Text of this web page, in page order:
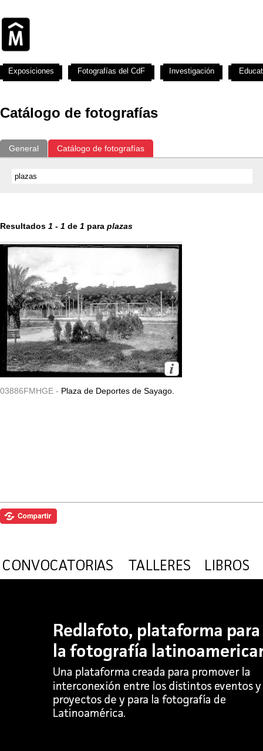
Catálogo de fotografías
General Catálogo de fotografías
Resultados 1 - 1 de 1 para plazas
03886FMHGE - Plaza de Deportes de Sayago.
Exposiciones Fotografías del CdF Investigación